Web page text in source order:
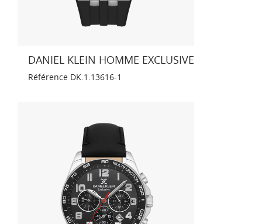
DANIEL KLEIN HOMME EXCLUSIVE
Référence DK.1.13616-1